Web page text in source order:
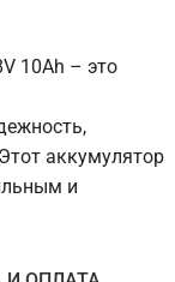
10Ah – это
аккумулятор
и